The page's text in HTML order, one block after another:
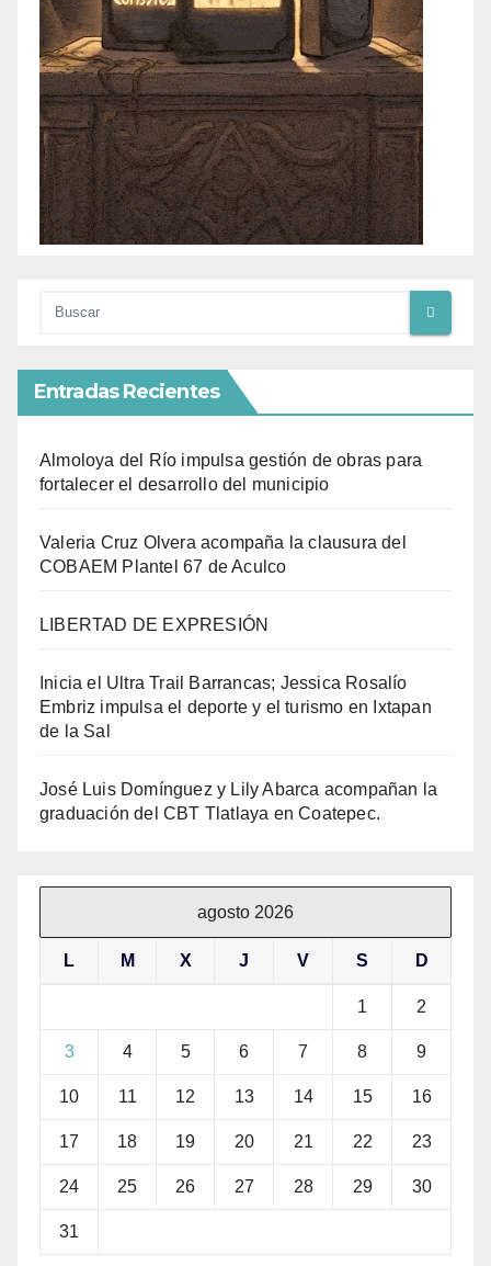
Entradas Recientes
Almoloya del Río impulsa gestión de obras para
fortalecer el desarrollo del municipio
Valeria Cruz Olvera acompaña la clausura del
COBAEM Plantel 67 de Aculco
LIBERTAD DE EXPRESIÓN
Inicia el Ultra Trail Barrancas; Jessica Rosalío
Embriz impulsa el deporte y el turismo en Ixtapan
de la Sal
José Luis Domínguez y Lily Abarca acompañan la
graduación del CBT Tlatlaya en Coatepec.
agosto 2026
L M X J V S D
1 2
3 4 5 6 7 8 9
10 11 12 13 14 15 16
17 18 19 20 21 22 23
24 25 26 27 28 29 30
31